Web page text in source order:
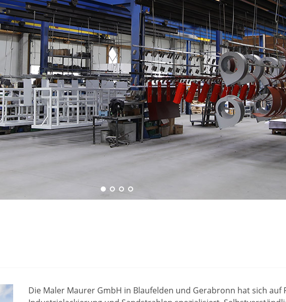
Die Maler Maurer GmbH in Blaufelden und Gerabronn hat sich auf